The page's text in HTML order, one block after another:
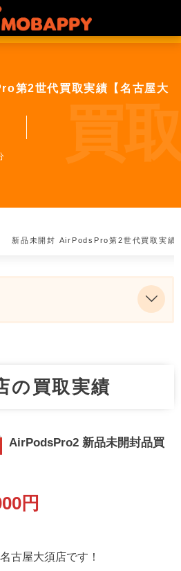
第2世代買取実績【名古屋大
買
新品未開封 AirPodsPro第2世代買取実績
の買取実績
AirPodsPro2 新品未開封品買
円
古屋大須店です！